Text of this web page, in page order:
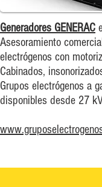
Generadores GENERAC
Asesoramiento
electrógenos con
Cabinados,
Grupos electrógenos a
disponibles desde 27